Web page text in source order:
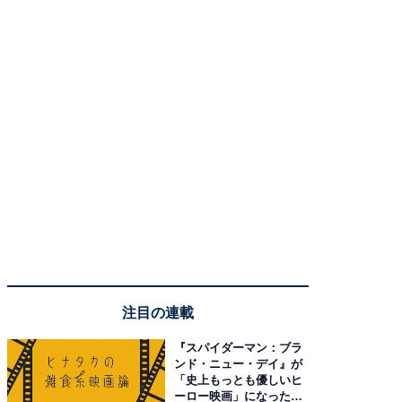
注目の連載
『スパイダーマン：ブラ
ンド・ニュー・デイ』が
「史上もっとも優しいヒ
ーロー映画」になった理